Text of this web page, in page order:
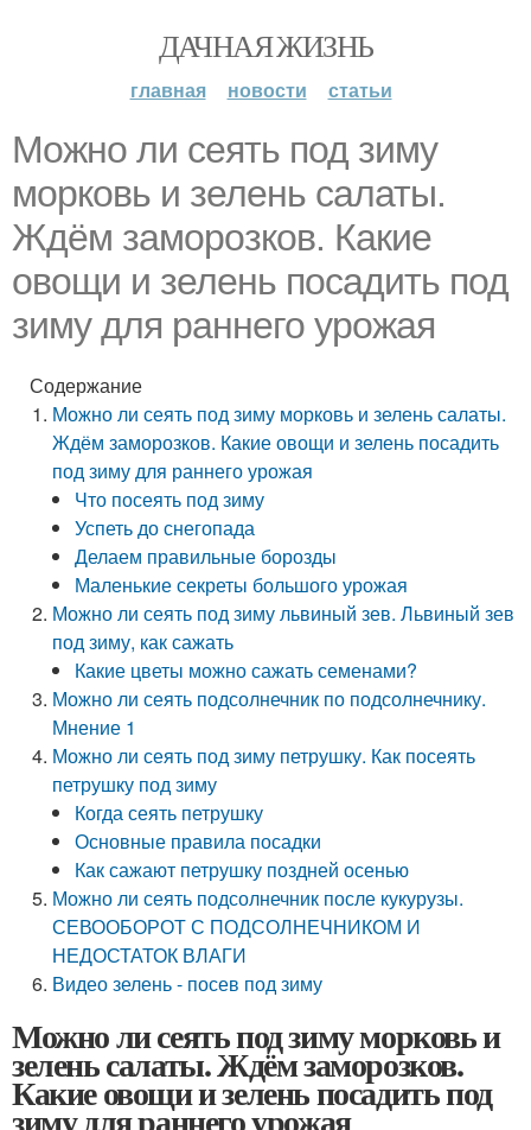
ДАЧНАЯ ЖИЗНЬ
главная новости статьи
Можно ли сеять под зиму
морковь и зелень салаты.
Ждём заморозков. Какие
овощи и зелень посадить под
зиму для раннего урожая
Содержание
Можно ли сеять под зиму морковь и зелень салаты.
Ждём заморозков. Какие овощи и зелень посадить
под зиму для раннего урожая
Что посеять под зиму
Успеть до снегопада
Делаем правильные борозды
Маленькие секреты большого урожая
Можно ли сеять под зиму львиный зев. Львиный зев
под зиму, как сажать
Какие цветы можно сажать семенами?
Можно ли сеять подсолнечник по подсолнечнику.
Мнение 1
Можно ли сеять под зиму петрушку. Как посеять
петрушку под зиму
Когда сеять петрушку
Основные правила посадки
Как сажают петрушку поздней осенью
Можно ли сеять подсолнечник после кукурузы.
СЕВООБОРОТ С ПОДСОЛНЕЧНИКОМ И
НЕДОСТАТОК ВЛАГИ
Видео зелень - посев под зиму
Можно ли сеять под зиму морковь и
зелень салаты. Ждём заморозков.
Какие овощи и зелень посадить под